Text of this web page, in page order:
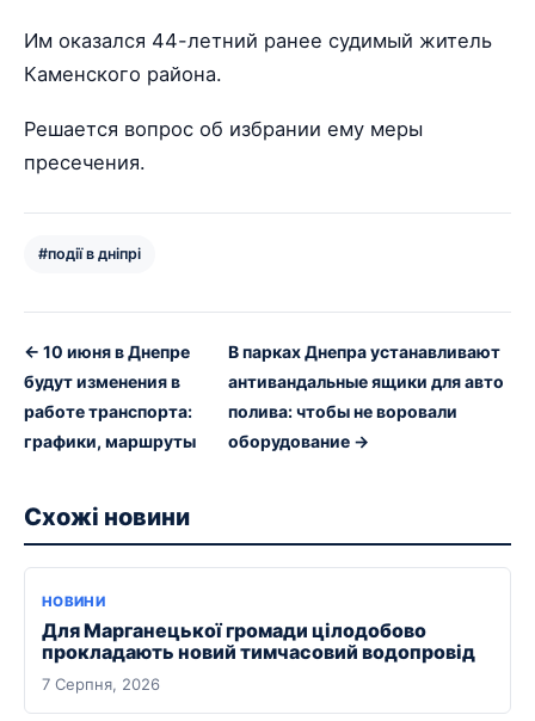
Им оказался 44-летний ранее судимый житель
Каменского района.
Решается вопрос об избрании ему меры
пресечения.
#події в дніпрі
← 10 июня в Днепре
будут изменения в
работе транспорта:
графики, маршруты
В парках Днепра устанавливают
антивандальные ящики для авто
полива: чтобы не воровали
оборудование →
Схожі новини
НОВИНИ
Для Марганецької громади цілодобово
прокладають новий тимчасовий водопровід
7 Серпня, 2026